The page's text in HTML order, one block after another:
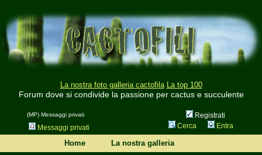
La nostra foto galleria cactofila La top 100
Forum dove si condivide la passione per cactus e succulente
(MP) Messaggi privati
Registrati
Messaggi privati
Cerca Entra
Home La nostra galleria